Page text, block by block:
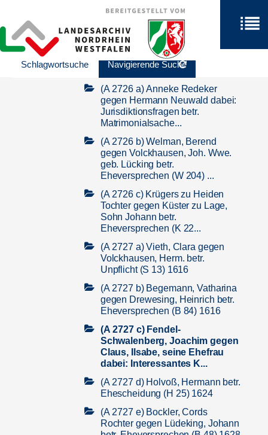
Schlagwortsuche Navigierende Suche
Agnes Wigmann (Wichmann)
[aus Lemgo] auf Erfüllung des
Eheversprechens ...
(A 2725 b) Saak-Huxoll, Maria
gegen Tripmacher betr.
Eheversprechen (S 12) 1595
(A 2726 a) Anneke Redeker
gegen Hermann Neuwald dabei:
Jurisdiktionsfragen betr.
Matrimonialsache...
(A 2726 b) Welman, Berend
gegen Volckhausen, Joh. Wwe.
geb. Lücking betr.
Eheversprechen (W 204) ...
(A 2726 c) Krügers zu Heiden
Tochter gegen Küster zu Lage,
Sohn Johann betr.
Eheversprechen (K 22...
(A 2727 a) Vieth, Clara gegen
Volckhausen, Herm. betr.
Unpflicht (S 13) 1616
(A 2727 b) Begemann, Vatharina
gegen Drewesing, Heinrich betr.
Eheversprechen (B 84) 1616
(A 2727 c) Fendel-
Schwalenberg, Joachim gegen
Claus, Ilsabe, seine Ehefrau
dabei: Interessantes K...
(A 2727 d) Holvoß, Hermann betr.
Ehescheidung (H 25) 1624
(A 2727 e) Bockler, Cords
Rochter gegen Lüdeking, Johann